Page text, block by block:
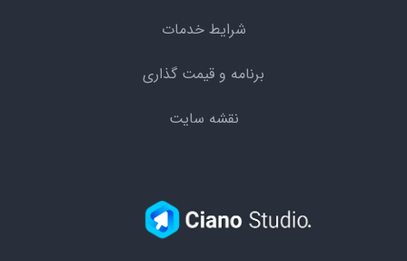
شرایط خدمات
برنامه و قیمت گذاری
نقشه سایت